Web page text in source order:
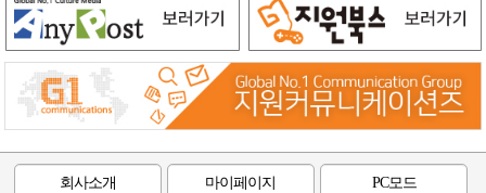
회사소개 마이페이지 PC모드